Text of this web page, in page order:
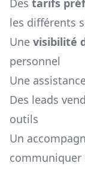
Des tarifs
les différents
Une visibilité
personnel
Une
Des leads
outils
Un